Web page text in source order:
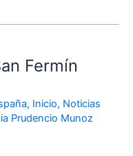
Fermín
, Inicio, Noticias
Prudencio Munoz